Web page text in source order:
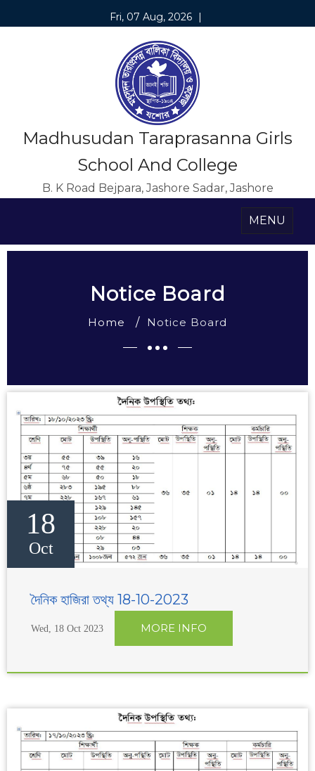
Fri, 07 Aug, 2026 |
Madhusudan Taraprasanna Girls
School And College
B. K Road Bejpara, Jashore Sadar, Jashore
MENU
Notice Board
Home Notice Board
18
Oct
দৈনিক হাজিরা তথ্য 18-10-2023
Wed, 18 Oct 2023 MORE INFO